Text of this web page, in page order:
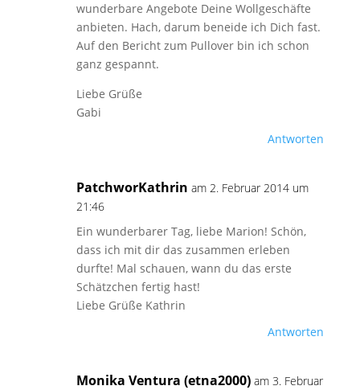
wunderbare Angebote Deine Wollgeschäfte
anbieten. Hach, darum beneide ich Dich fast.
Auf den Bericht zum Pullover bin ich schon
ganz gespannt.
Liebe Grüße
Gabi
Antworten
PatchworKathrin am 2. Februar 2014 um
21:46
Ein wunderbarer Tag, liebe Marion! Schön,
dass ich mit dir das zusammen erleben
durfte! Mal schauen, wann du das erste
Schätzchen fertig hast!
Liebe Grüße Kathrin
Antworten
Monika Ventura (etna2000) am 3. Februar